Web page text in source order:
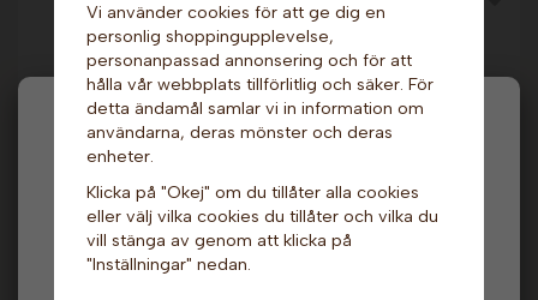
Hej och välkommen till Gottes!
moms) eller företag (exkl. moms) för hur våra priser
ska visas.
Privat
Slushmix - Blue Ice, 5
liter. Jafaris
349 kr
Slushmix -
Candyfloss, 10 liter.
Scoop. Passerat
Vi använder cookies för att ge dig en
personlig shoppingupplevelse,
personanpassad annonsering och för att
hålla vår webbplats tillförlitlig och säker. För
detta ändamål samlar vi in information om
användarna, deras mönster och deras
enheter.
Klicka på "Okej" om du tillåter alla cookies
eller välj vilka cookies du tillåter och vilka du
vill stänga av genom att klicka på
"Inställningar" nedan.